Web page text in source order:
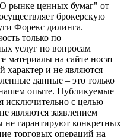
рынке ценных бумаг" от
брокерскую
Форекс дилинга.
только по
услуг по вопросам
материалы на сайте носят
и не являются
данные – это только
опыте. Публикуемые
исключительно с целью
являются заявлением
не гарантируют конкретных
торговых операций на